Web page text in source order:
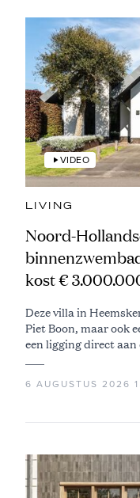
VIDEO
LIVING
Noord-
kost €
Deze villa in
Piet Boon, maar ook
een ligging direct
6 AUGUSTUS 2026